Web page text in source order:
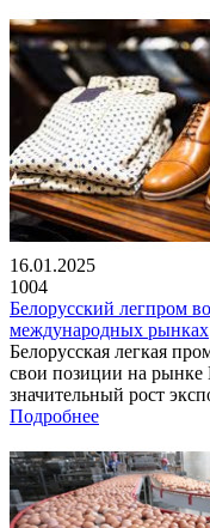
16.01.2025
1004
Белорусский легпром
международных рынках
Белорусская легкая
свои позиции на рынке
значительный рост
Подробнее